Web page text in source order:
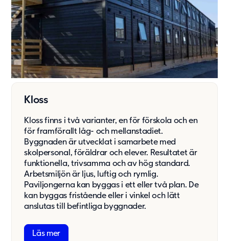
Kloss
Kloss finns i två varianter, en för förskola och en
för framförallt låg- och mellanstadiet.
Byggnaden är utvecklat i samarbete med
skolpersonal, föräldrar och elever. Resultatet är
funktionella, trivsamma och av hög standard.
Arbetsmiljön är ljus, luftig och rymlig.
Paviljongerna kan byggas i ett eller två plan. De
kan byggas fristående eller i vinkel och lätt
anslutas till befintliga byggnader.
Läs mer